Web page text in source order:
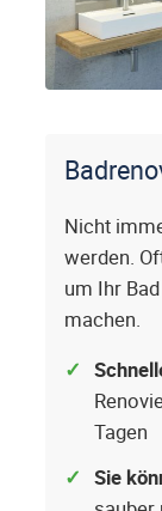
Nicht
werden.
um Ihr
machen.
Tagen
Sie